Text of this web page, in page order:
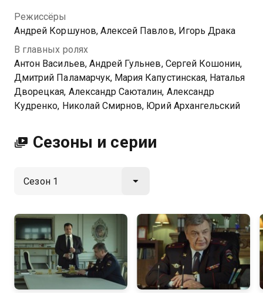
Режиссёры
Андрей Коршунов, Алексей Павлов, Игорь Драка
В главных ролях
Антон Васильев, Андрей Гульнев, Сергей Кошонин,
Дмитрий Паламарчук, Мария Капустинская, Наталья
Дворецкая, Александр Саюталин, Александр
Кудренко, Николай Смирнов, Юрий Архангельский
Сезоны и серии